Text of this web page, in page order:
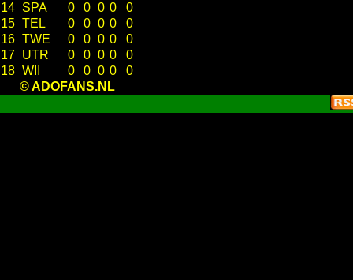
14 SPA 0 0 0 0
0
15 TEL 0 0 0 0
0
16 TWE 0 0 0 0
0
17 UTR 0 0 0 0
0
18 WII 0 0 0 0
0
© ADOFANS.NL